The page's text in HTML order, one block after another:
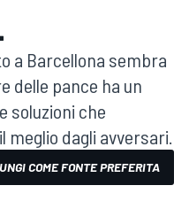
a Barcellona sembra
delle pance ha un
soluzioni che
dagli avversari.
COME FONTE PREFERITA